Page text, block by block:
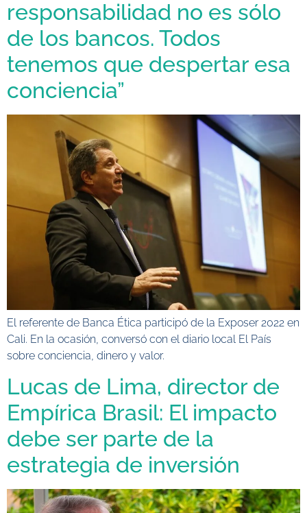
responsabilidad no es sólo
de los bancos. Todos
tenemos que despertar esa
conciencia”
El referente de Banca Ética participó de la Exposer 2022 en
Cali. En la ocasión, conversó con el diario local El País
sobre conciencia, dinero y valor.
Lucas de Lima, director de
Empírica Brasil: El impacto
debe ser parte de la
estrategia de inversión